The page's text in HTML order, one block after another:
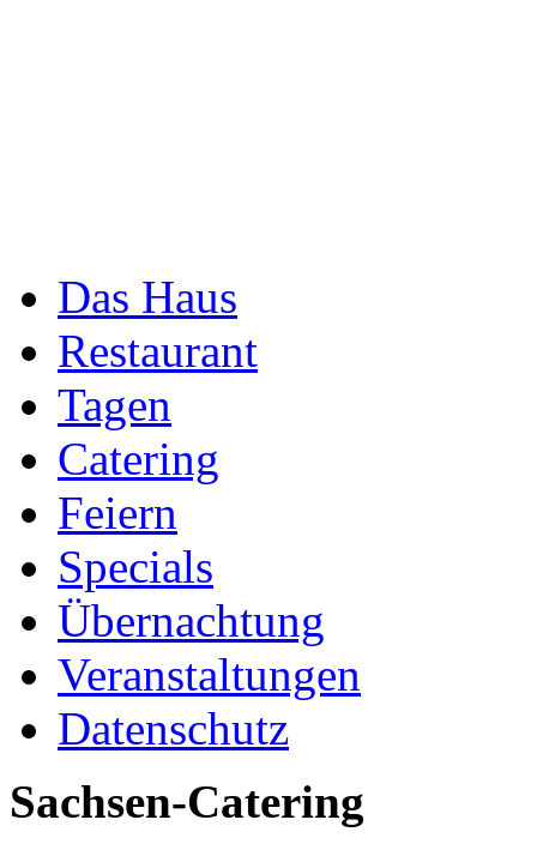
Das Haus
Restaurant
Tagen
Catering
Feiern
Specials
Übernachtung
Veranstaltungen
Datenschutz
Sachsen-Catering